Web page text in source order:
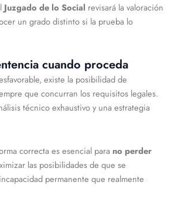
Juzgado de lo Social revisará la valoración
un grado distinto si la prueba lo
cuando proceda
existe la posibilidad de
que concurran los requisitos legales.
técnico exhaustivo y una estrategia
correcta es esencial para no perder
las posibilidades de que se
permanente que realmente